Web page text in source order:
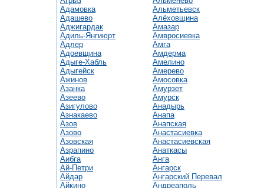
Адамовка
Адашево
Аджигардак
Адиль-Янгиюрт
Адлер
Адоевщина
Адыге-Хабль
Адыгейск
Ажинов
Азанка
Азеево
Азигулово
Азнакаево
Азов
Азово
Азовская
Азрапино
Аибга
Ай-Петри
Айдар
Айкино
Альметьевск
Алёховщина
Амазар
Амвросиевка
Амга
Амдерма
Амелино
Амерево
Амосовка
Амурзет
Амурск
Анадырь
Анапа
Анапская
Анастасиевка
Анастасиевская
Анаткасы
Анга
Ангарск
Ангарский Перевал
Андреаполь